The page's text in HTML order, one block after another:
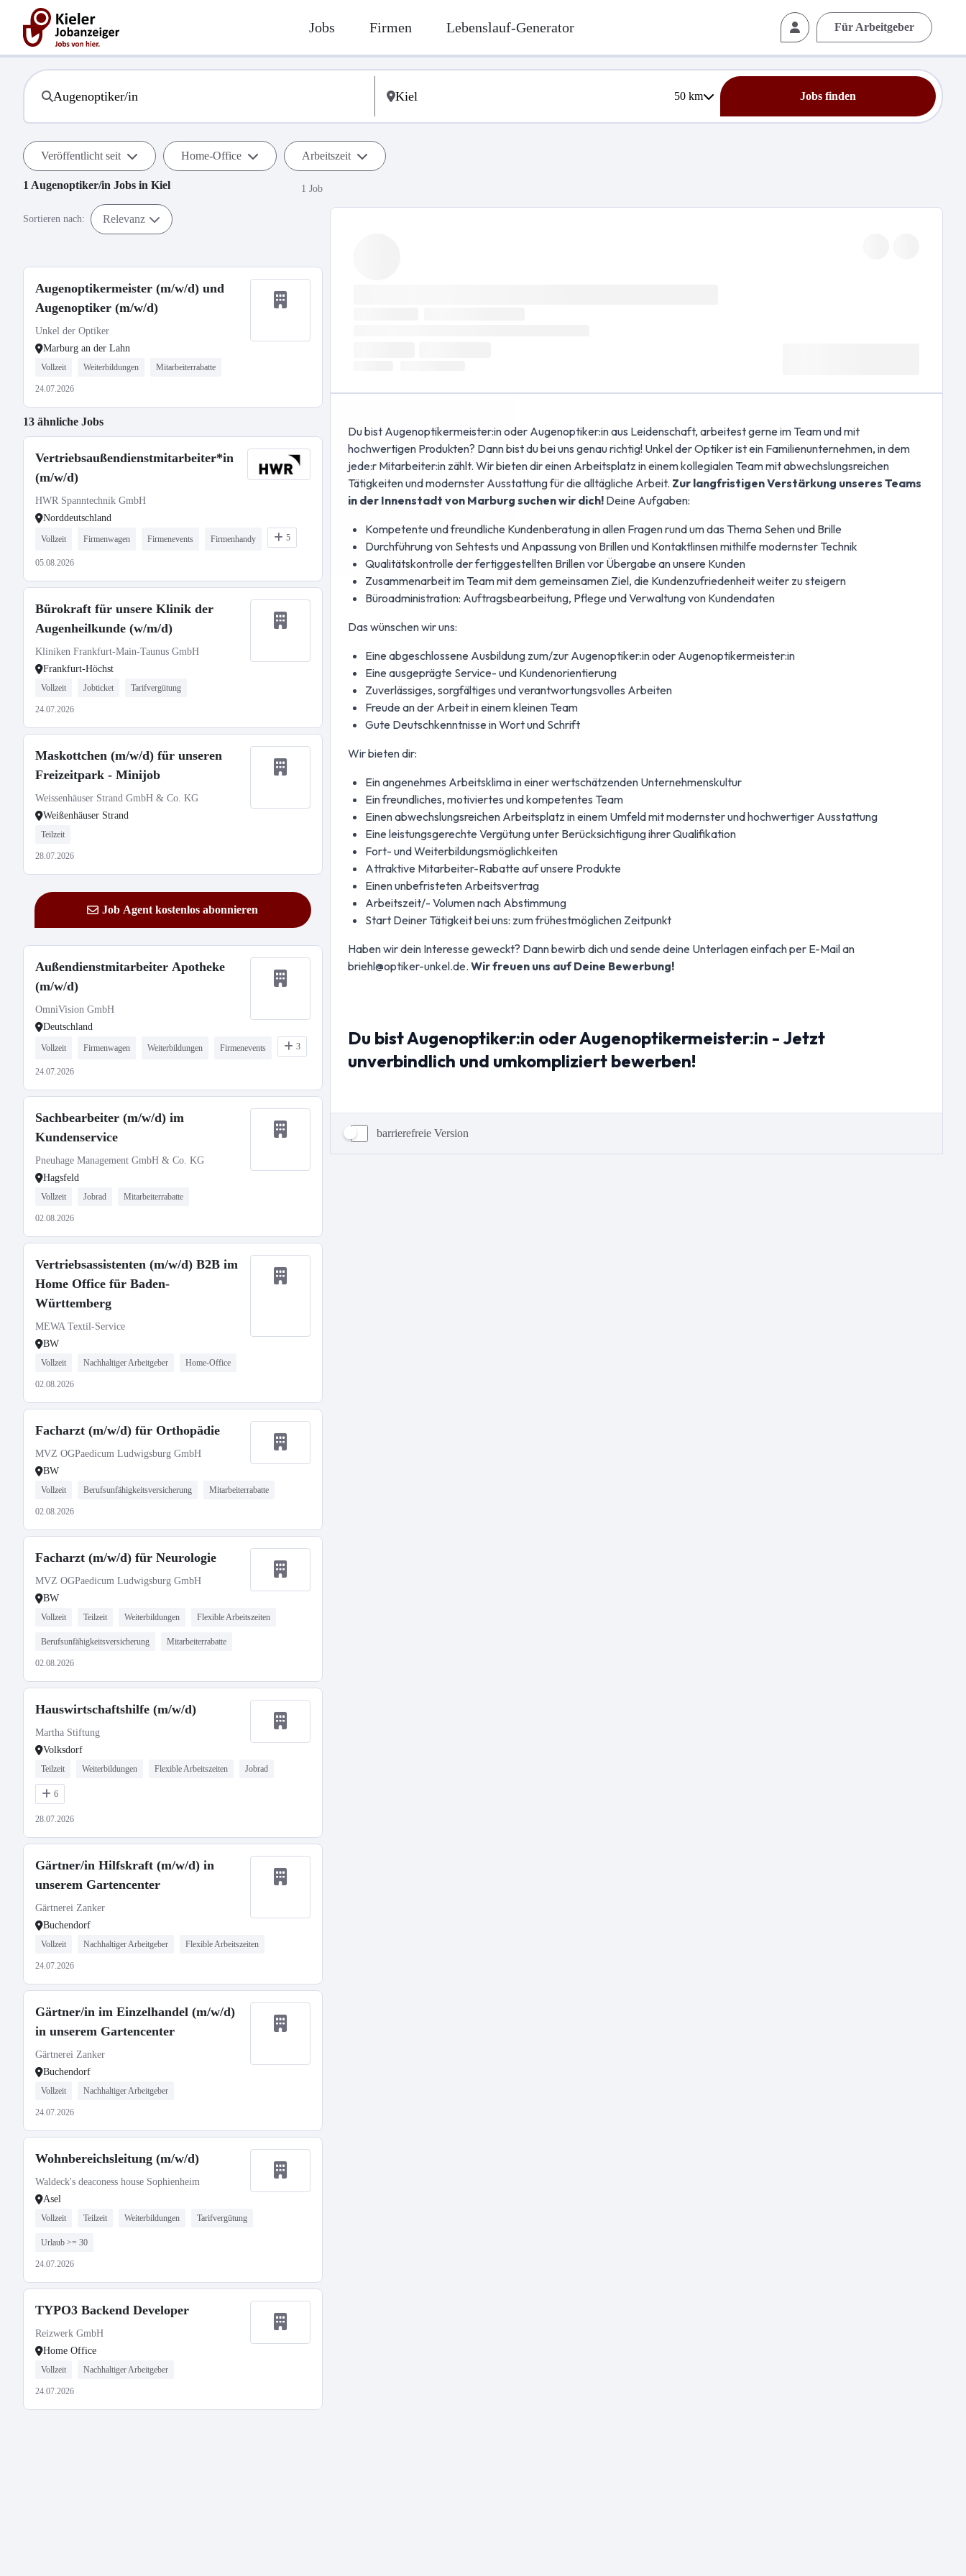
Jobs Firmen Lebenslauf-Generator Für Arbeitgeber
50km Jobs finden
Veröffentlicht seit Home-Office Arbeitszeit
1 Augenoptiker/in Jobs in Kiel 1 Job
Sortieren nach: Relevanz
Augenoptikermeister (m/w/d) und
Augenoptiker (m/w/d)
Unkel der Optiker
Marburg an der Lahn
Vollzeit Weiterbildungen Mitarbeiterrabatte
24.07.2026
13 ähnliche Jobs
Vertriebsaußendienstmitarbeiter*in
(m/w/d)
HWR Spanntechnik GmbH
Norddeutschland
Vollzeit Firmenwagen Firmenevents Firmenhandy 5
05.08.2026
Bürokraft für unsere Klinik der
Augenheilkunde (w/m/d)
Kliniken Frankfurt-Main-Taunus GmbH
Frankfurt-Höchst
Vollzeit Jobticket Tarifvergütung
24.07.2026
Maskottchen (m/w/d) für unseren
Freizeitpark - Minijob
Weissenhäuser Strand GmbH & Co. KG
Weißenhäuser Strand
Teilzeit
28.07.2026
Job Agent kostenlos abonnieren
Außendienstmitarbeiter Apotheke
(m/w/d)
OmniVision GmbH
Deutschland
Vollzeit Firmenwagen Weiterbildungen Firmenevents 3
24.07.2026
Sachbearbeiter (m/w/d) im
Kundenservice
Pneuhage Management GmbH & Co. KG
Hagsfeld
Vollzeit Jobrad Mitarbeiterrabatte
02.08.2026
Vertriebsassistenten (m/w/d) B2B im
Home Office für Baden-
Württemberg
MEWA Textil-Service
BW
Vollzeit Nachhaltiger Arbeitgeber Home-Office
02.08.2026
Facharzt (m/w/d) für Orthopädie
MVZ OGPaedicum Ludwigsburg GmbH
BW
Vollzeit Berufsunfähigkeitsversicherung Mitarbeiterrabatte
02.08.2026
Facharzt (m/w/d) für Neurologie
MVZ OGPaedicum Ludwigsburg GmbH
BW
Vollzeit Teilzeit Weiterbildungen Flexible Arbeitszeiten
Berufsunfähigkeitsversicherung Mitarbeiterrabatte
02.08.2026
Hauswirtschaftshilfe (m/w/d)
Martha Stiftung
Volksdorf
Teilzeit Weiterbildungen Flexible Arbeitszeiten Jobrad
6
28.07.2026
Gärtner/in Hilfskraft (m/w/d) in
unserem Gartencenter
Gärtnerei Zanker
Buchendorf
Vollzeit Nachhaltiger Arbeitgeber Flexible Arbeitszeiten
24.07.2026
Gärtner/in im Einzelhandel (m/w/d)
in unserem Gartencenter
Gärtnerei Zanker
Buchendorf
Vollzeit Nachhaltiger Arbeitgeber
24.07.2026
Wohnbereichsleitung (m/w/d)
Waldeck's deaconess house Sophienheim
Asel
Vollzeit Teilzeit Weiterbildungen Tarifvergütung
Urlaub >= 30
24.07.2026
TYPO3 Backend Developer
Reizwerk GmbH
Home Office
Vollzeit Nachhaltiger Arbeitgeber
24.07.2026
barrierefreie Version